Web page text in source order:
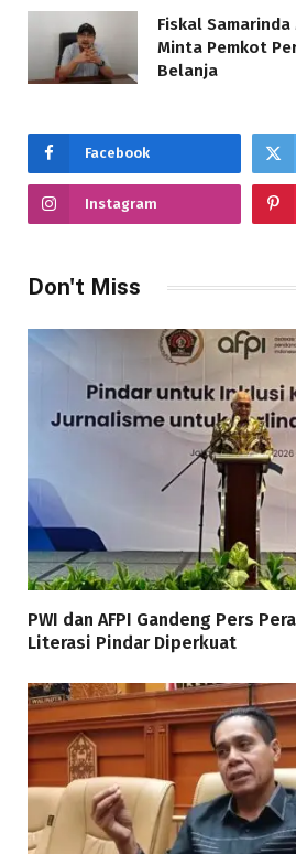
Fiskal Samarinda
Minta Pemkot
Belanja
Facebook
Instagram
Don't Miss
PWI dan AFPI Gandeng Pers
Literasi Pindar Diperkuat